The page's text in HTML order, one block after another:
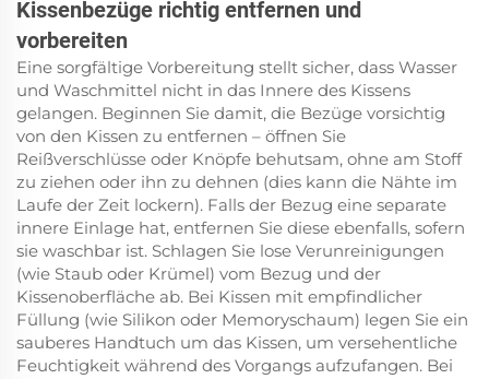
Kissenbezüge richtig entfernen und
vorbereiten
Eine sorgfältige Vorbereitung stellt sicher, dass Wasser
und Waschmittel nicht in das Innere des Kissens
gelangen. Beginnen Sie damit, die Bezüge vorsichtig
von den Kissen zu entfernen – öffnen Sie
Reißverschlüsse oder Knöpfe behutsam, ohne am Stoff
zu ziehen oder ihn zu dehnen (dies kann die Nähte im
Laufe der Zeit lockern). Falls der Bezug eine separate
innere Einlage hat, entfernen Sie diese ebenfalls, sofern
sie waschbar ist. Schlagen Sie lose Verunreinigungen
(wie Staub oder Krümel) vom Bezug und der
Kissenoberfläche ab. Bei Kissen mit empfindlicher
Füllung (wie Silikon oder Memoryschaum) legen Sie ein
sauberes Handtuch um das Kissen, um versehentliche
Feuchtigkeit während des Vorgangs aufzufangen. Bei